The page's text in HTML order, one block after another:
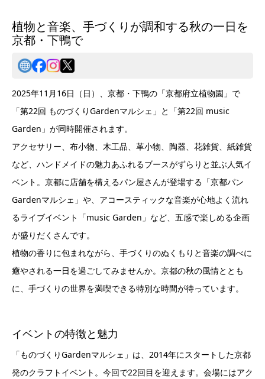
植物と音楽、手づくりが調和する秋の一日を
京都・下鴨で
2025年11月16日（日）、京都・下鴨の「京都府立植物園」で
「第22回 ものづくりGardenマルシェ」と「第22回 music
Garden」が同時開催されます。
アクセサリー、布小物、木工品、革小物、陶器、花雑貨、紙雑貨
など、ハンドメイドの魅力あふれるブースがずらりと並ぶ人気イ
ベント。京都に店舗を構えるパン屋さんが登場する「京都パン
Gardenマルシェ」や、アコースティックな音楽が心地よく流れ
るライブイベント「music Garden」など、五感で楽しめる企画
が盛りだくさんです。
植物の香りに包まれながら、手づくりのぬくもりと音楽の調べに
癒やされる一日を過ごしてみませんか。京都の秋の風情ととも
に、手づくりの世界を満喫できる特別な時間が待っています。
イベントの特徴と魅力
「ものづくりGardenマルシェ」は、2014年にスタートした京都
発のクラフトイベント。今回で22回目を迎えます。会場にはアク